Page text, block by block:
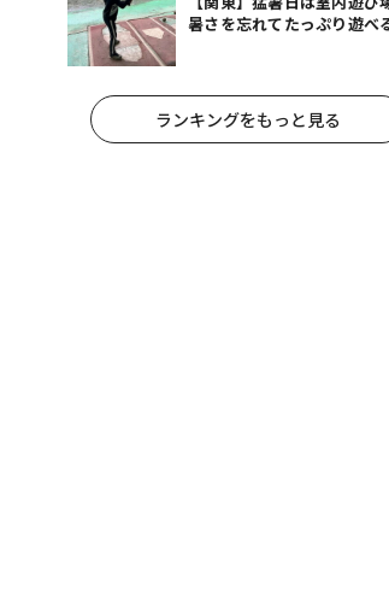
暑さを忘れてたっぷり遊べ
ランキングをもっと見る